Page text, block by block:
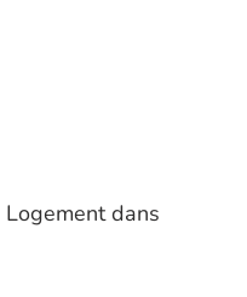
Logement dans